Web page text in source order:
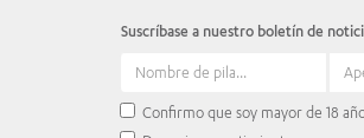
Suscríbase a nuestro boletín de
Confirmo que soy mayor de 18